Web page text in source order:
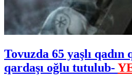
Tovuzda 65 yaşlı
qardaşı oğlu tutulub-